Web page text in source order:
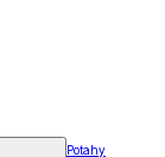
Potahy